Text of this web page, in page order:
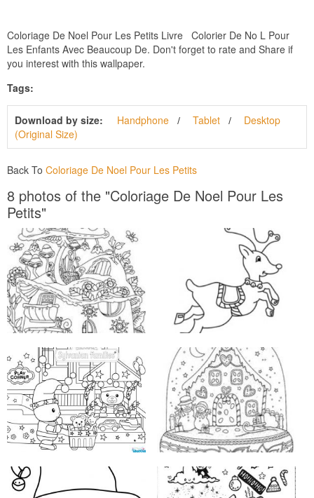
Coloriage De Noel Pour Les Petits Livre Colorier De No L Pour
Les Enfants Avec Beaucoup De. Don't forget to rate and Share if
you interest with this wallpaper.
Tags:
Download by size: Handphone Tablet
Desktop
(Original Size)
Back To Coloriage De Noel Pour Les Petits
8 photos of the "Coloriage De Noel Pour Les
Petits"